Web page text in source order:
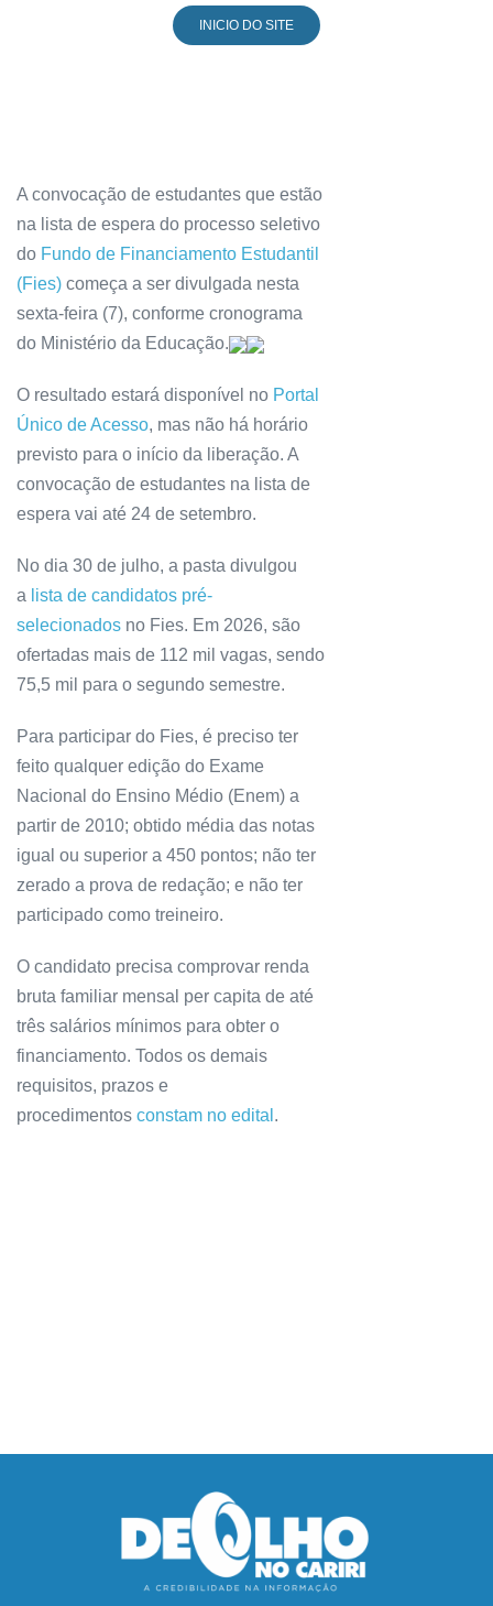
INICIO DO SITE
A convocação de estudantes que estão
na lista de espera do processo seletivo
do Fundo de Financiamento Estudantil
(Fies) começa a ser divulgada nesta
sexta-feira (7), conforme cronograma
do Ministério da Educação.
O resultado estará disponível no Portal
Único de Acesso, mas não há horário
previsto para o início da liberação. A
convocação de estudantes na lista de
espera vai até 24 de setembro.
No dia 30 de julho, a pasta divulgou
a lista de candidatos pré-
selecionados no Fies. Em 2026, são
ofertadas mais de 112 mil vagas, sendo
75,5 mil para o segundo semestre.
Para participar do Fies, é preciso ter
feito qualquer edição do Exame
Nacional do Ensino Médio (Enem) a
partir de 2010; obtido média das notas
igual ou superior a 450 pontos; não ter
zerado a prova de redação; e não ter
participado como treineiro.
O candidato precisa comprovar renda
bruta familiar mensal per capita de até
três salários mínimos para obter o
financiamento. Todos os demais
requisitos, prazos e
procedimentos constam no edital .